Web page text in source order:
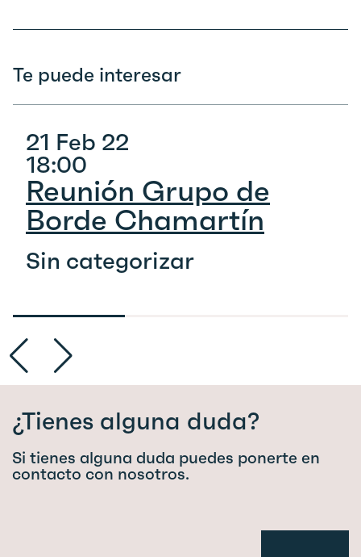
Te puede interesar
21 Feb 22
18:00
Reunión Grupo de
Borde Chamartín
Sin categorizar
¿Tienes alguna duda?
Si tienes alguna duda puedes ponerte en
contacto con nosotros.